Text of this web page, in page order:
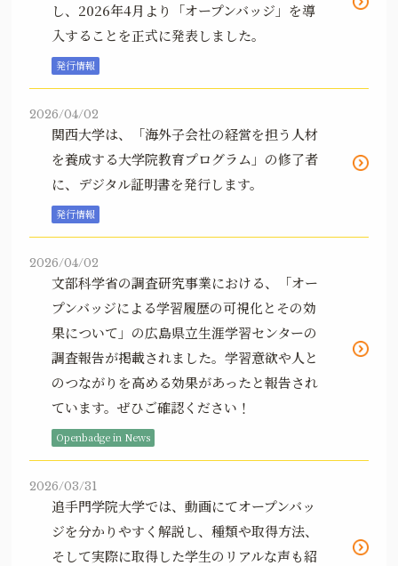
し、2026年4月より「オープンバッジ」を導
入することを正式に発表しました。
発行情報
2026/04/02
関西大学は、「海外子会社の経営を担う人材
を養成する大学院教育プログラム」の修了者
に、デジタル証明書を発行します。
発行情報
2026/04/02
文部科学省の調査研究事業における、「オー
プンバッジによる学習履歴の可視化とその効
果について」の広島県立生涯学習センターの
調査報告が掲載されました。学習意欲や人と
のつながりを高める効果があったと報告され
ています。ぜひご確認ください！
Openbadge in News
2026/03/31
追手門学院大学では、動画にてオープンバッ
ジを分かりやすく解説し、種類や取得方法、
そして実際に取得した学生のリアルな声も紹